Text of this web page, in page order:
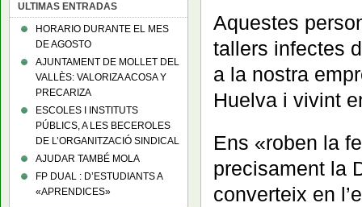
Aquestes
tallers infectes
a la nostra
Huelva i vivint
Ens «roben la
precisament la
converteix en
ULTIMAS ENTRADAS
HORARIO DURANTE EL MES
DE AGOSTO
AJUNTAMENT DE MOLLET DEL
VALLÈS: VALORIZA ACOSA Y
PRECARIZA
ESCOLES I INSTITUTS
PÚBLICS, A LES BECEROLES
DE L’ORGANITZACIÓ SINDICAL
AJUDAR TAMBÉ MOLA
FP DUAL : D’ESTUDIANTS A
«APRENDICES»